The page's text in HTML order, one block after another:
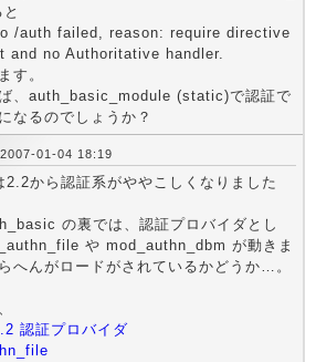
/auth failed, reason: require directive
and no Authoritative handler.
す。
、auth_basic_module (static)で認証で
なるのでしょうか？
01-04 18:19
2.2から認証系がややこしくなりました
の裏では、認証プロバイダとし
や mod_authn_dbm が動きま
へんがロードがされているかどうか…。
認証プロバイダ